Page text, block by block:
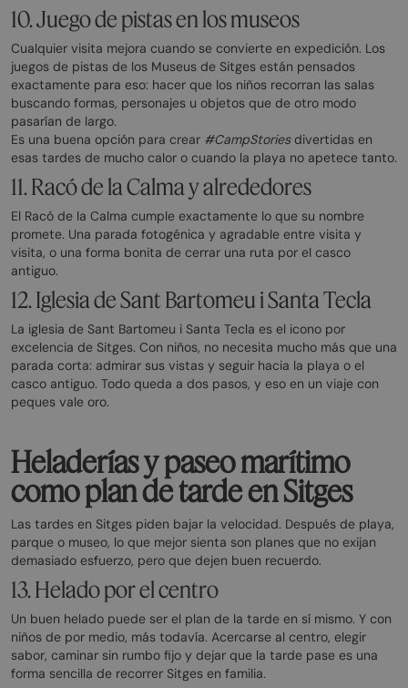
10. Juego de pistas en los museos
Cualquier visita mejora cuando se convierte en expedición. Los
juegos de pistas de los Museus de Sitges están pensados
exactamente para eso: hacer que los niños recorran las salas
buscando formas, personajes u objetos que de otro modo
pasarían de largo.
Es una buena opción para crear #CampStoriesdivertidas en
esas tardes de mucho calor o cuando la playa no apetece tanto.
11. Racó de la Calma y alrededores
El Racó de la Calma cumple exactamente lo que su nombre
promete. Una parada fotogénica y agradable entre visita y
visita, o una forma bonita de cerrar una ruta por el casco
antiguo.
12. Iglesia de Sant Bartomeu i Santa Tecla
La iglesia de Sant Bartomeu i Santa Tecla es el icono por
excelencia de Sitges. Con niños, no necesita mucho más que una
parada corta: admirar sus vistas y seguir hacia la playa o el
casco antiguo. Todo queda a dos pasos, y eso en un viaje con
peques vale oro.
Heladerías y paseo marítimo
como plan de tarde en Sitges
Las tardes en Sitges piden bajar la velocidad. Después de playa,
parque o museo, lo que mejor sienta son planes que no exijan
demasiado esfuerzo, pero que dejen buen recuerdo.
13. Helado por el centro
Un buen helado puede ser el plan de la tarde en sí mismo. Y con
niños de por medio, más todavía. Acercarse al centro, elegir
sabor, caminar sin rumbo fijo y dejar que la tarde pase es una
forma sencilla de recorrer Sitges en familia.